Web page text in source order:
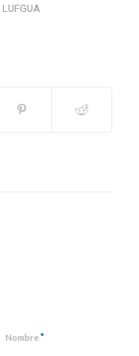
LUFGUA
Nombre*